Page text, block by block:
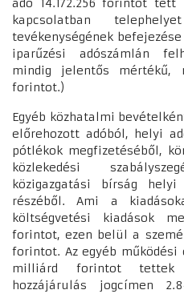
adó 14.172.256 forintot tett
kapcsolatban
tevékenységének
iparűzési adószámlán
mindig jelentős mértékű,
forintot.)
Egyéb közhatalmi
előrehozott adóból, helyi
pótlékok megfizetéséből,
közlekedési
közigazgatási bírság
részéből. Ami a
költségvetési kiadások
forintot, ezen belül a
forintot. Az egyéb
milliárd forintot tettek
hozzájárulás jogcímen